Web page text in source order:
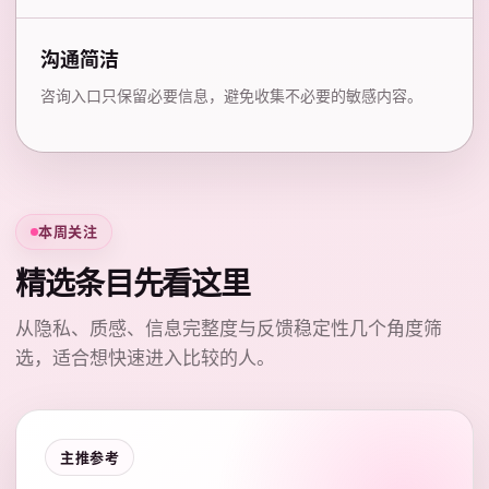
沟通简洁
咨询入口只保留必要信息，避免收集不必要的敏感内容。
本周关注
精选条目先看这里
从隐私、质感、信息完整度与反馈稳定性几个角度筛
选，适合想快速进入比较的人。
主推参考